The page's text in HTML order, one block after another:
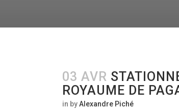
03 AVR
ROYAUME DE
in byAlexandre Piché